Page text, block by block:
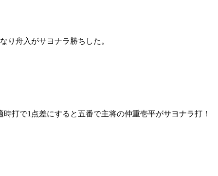
り舟入がサヨナラ勝ちした。
打で1点差にすると五番で主将の仲重壱平がサヨナラ打！